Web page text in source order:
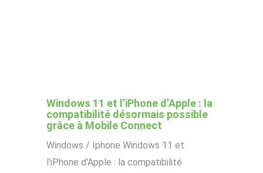
Windows 11 et l’iPhone d’Apple : la
compatibilité désormais possible
grâce à Mobile Connect
Windows / Iphone Windows 11 et
l'iPhone d'Apple : la compatibilité